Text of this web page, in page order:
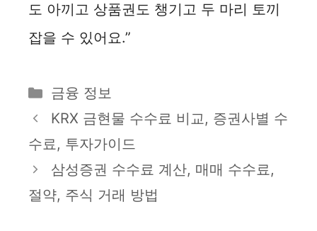
도 아끼고 상품권도 챙기고 두 마리 토끼
잡을 수 있어요.”
카
테
리
금융 정보
KRX 금현물 수수료 비교, 증권사별 수
수료, 투자가이드
삼성증권 수수료 계산, 매매 수수료,
절약, 주식 거래 방법